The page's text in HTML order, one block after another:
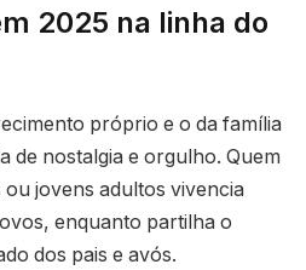
2025 na linha do
próprio e o da família
de nostalgia e orgulho. Quem
jovens adultos vivencia
enquanto partilha o
dos pais e avós.